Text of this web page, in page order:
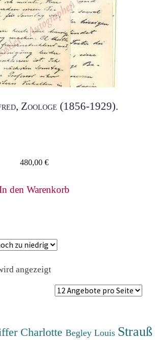
Zoologe (1856-1929).
480,00 €
den Warenkorb
angezeigt
CharlotteBegley Louis Strauß